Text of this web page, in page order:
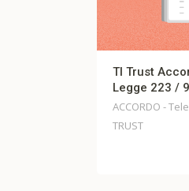
Trust Accordo Misure
- Telecomunicazioni - TI